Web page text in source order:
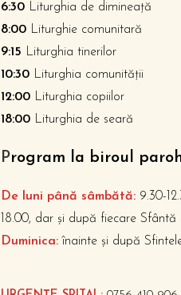
6:30 Liturghia de dimineață
8:00 Liturghie comunitară
9:15 Liturghia tinerilor
10:30 Liturghia comunității
12:00 Liturghia copiilor
18:00 Liturghia de seară
Program la biroul
De luni până sâmbătă: 9.30-
18.00, dar și după fiecare
Duminica: înainte și după